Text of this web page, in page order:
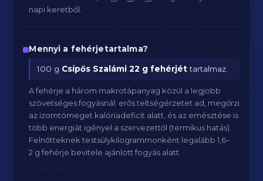
napi keretből.
Mennyi a fehérjetartalma?
100 g Csípős Szalámi 22 g fehérjéttartalmaz.
A fehérje a három makrotápanyag közül a legjobb
szövetséges fogyásnál: erős teltségérzetet ad, megőrzi
az izomtömeget kalóriadeficit alatt, és az emésztése is
több energiát igényel a szervezettől (termikus hatás).
Felnőtteknek testsúlykilogrammonként legalább 1,6–
2 g fehérje bevitele ajánlott fogyás alatt.